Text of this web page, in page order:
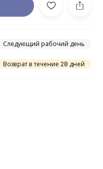
Следующий рабочий день
Возврат в течение 28 дней